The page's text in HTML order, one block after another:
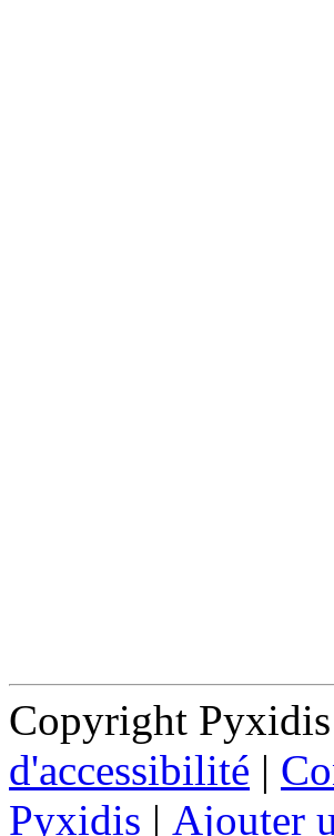
Copyright
d'accessibilité |
Pyxidis | Ajouter